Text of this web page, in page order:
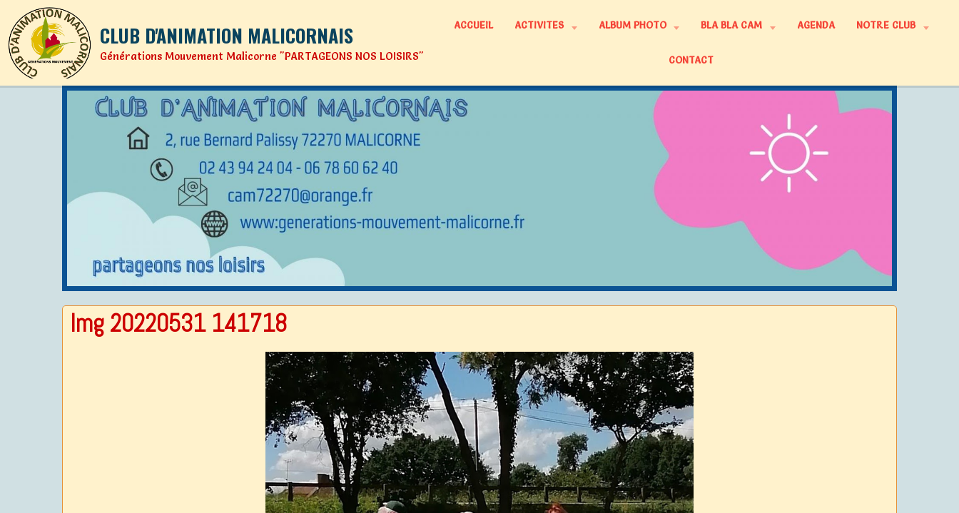
CLUB D'ANIMATION MALICORNAIS
Générations Mouvement Malicorne "PARTAGEONS NOS LOISIRS"
ACCUEIL ACTIVITES ALBUM PHOTO BLA BLA CAM AGENDA NOTRE CLUB
CONTACT
Img 20220531 141718